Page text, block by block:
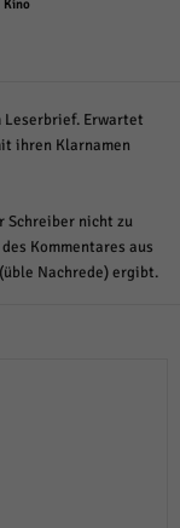
Kino
Leserbrief. Erwartet
ihren Klarnamen
Schreiber nicht zu
Kommentares aus
Nachrede) ergibt.